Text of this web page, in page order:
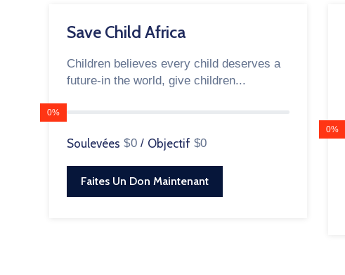
Save Child Africa
Children believes every child deserves a
future-in the world, give children...
0%
Soulevées $0 / Objectif $0
Faites Un Don Maintenant
0%